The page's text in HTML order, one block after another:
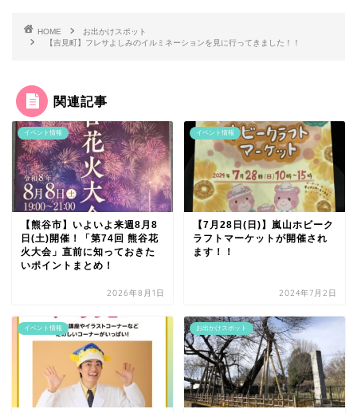
HOME
お出かけスポット
【吉見町】フレサよしみのイルミネーションを見に行ってきました！！
関連記事
イベント情報
【熊谷市】いよいよ来週8月8
日(土)開催！「第74回 熊谷花
火大会」直前に知っておきた
いポイントまとめ！
2026年8月1日
イベント情報
【7月28日(日)】嵐山ホビーク
ラフトマーケットが開催され
ます！！
2024年7月2日
イベント情報 お出かけスポット